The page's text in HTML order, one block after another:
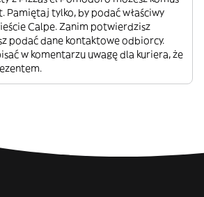
Pamiętaj tylko, by podać właściwy
Calpe. Zanim potwierdzisz
podać dane kontaktowe odbiorcy.
w komentarzu uwagę dla kuriera, że